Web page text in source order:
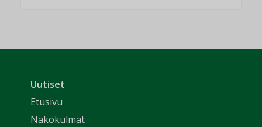
Uutiset
Etusivu
Näkökulmat